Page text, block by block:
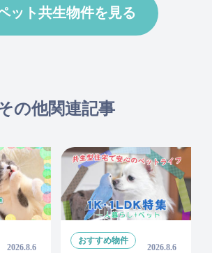
ット共生物件を見る
の他関連記事
2026.8.6
おすすめ物件
2026.8.6